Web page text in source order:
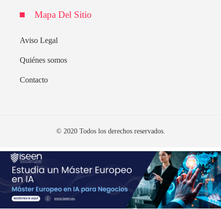
Mapa Del Sitio
Aviso Legal
Quiénes somos
Contacto
© 2020 Todos los derechos reservados.